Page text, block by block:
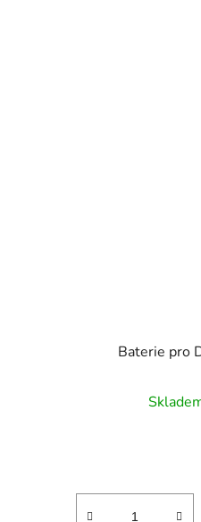
Baterie pro